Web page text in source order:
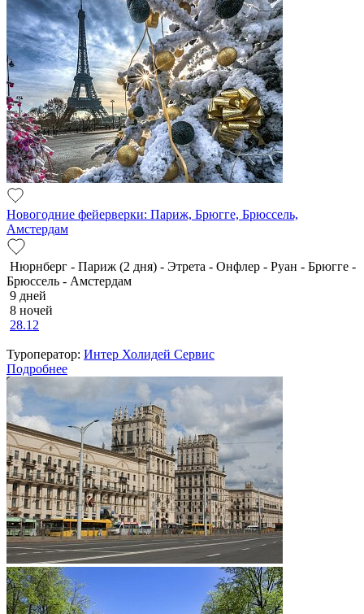
Новогодние фейерверки: Париж, Брюгге, Брюссель,
Амстердам
Нюрнберг - Париж (2 дня) - Этрета - Онфлер - Руан - Брюгге -
Брюссель - Амстердам
9 дней
8 ночей
28.12
Туроператор: Интер Холидей Сервис
Подробнее